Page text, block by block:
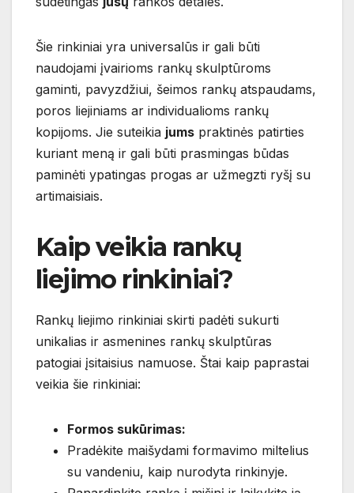
Šie rinkiniai yra universalūs ir gali būti
naudojami įvairioms rankų skulptūroms
gaminti, pavyzdžiui, šeimos rankų atspaudams,
poros liejiniams ar individualioms rankų
kopijoms. Jie suteikia jums praktinės patirties
kuriant meną ir gali būti prasmingas būdas
paminėti ypatingas progas ar užmegzti ryšį su
artimaisiais.
Kaip veikia rankų
liejimo rinkiniai?
Rankų liejimo rinkiniai skirti padėti sukurti
unikalias ir asmenines rankų skulptūras
patogiai įsitaisius namuose. Štai kaip paprastai
veikia šie rinkiniai:
Formos sukūrimas:
Pradėkite maišydami formavimo miltelius
su vandeniu, kaip nurodyta rinkinyje.